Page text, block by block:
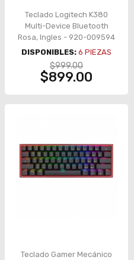
Teclado Logitech K380
Multi-Device Bluetooth
Rosa, Ingles - 920-009594
DISPONIBLES: 6 PIEZAS
$999.00
$899.00
Teclado Gamer Mecánico